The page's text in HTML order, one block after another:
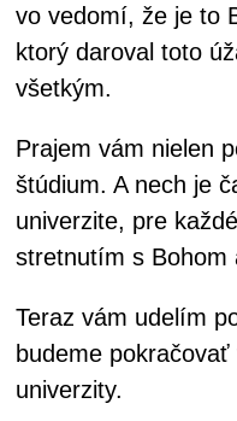
vo vedomí, že je to
ktorý daroval toto
všetkým.
Prajem vám nielen
štúdium. A nech je
univerzite, pre
stretnutím s Bohom
Teraz vám udelím
budeme
univerzity.